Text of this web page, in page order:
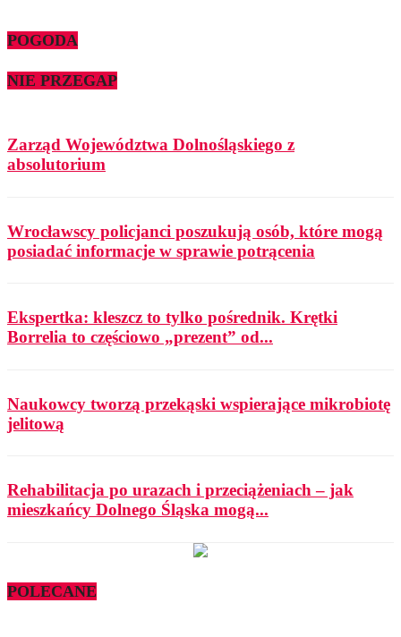
POGODA
NIE PRZEGAP
Zarząd Województwa Dolnośląskiego z
absolutorium
Wrocławscy policjanci poszukują osób, które mogą
posiadać informacje w sprawie potrącenia
Ekspertka: kleszcz to tylko pośrednik. Krętki
Borrelia to częściowo „prezent” od...
Naukowcy tworzą przekąski wspierające mikrobiotę
jelitową
Rehabilitacja po urazach i przeciążeniach – jak
mieszkańcy Dolnego Śląska mogą...
POLECANE